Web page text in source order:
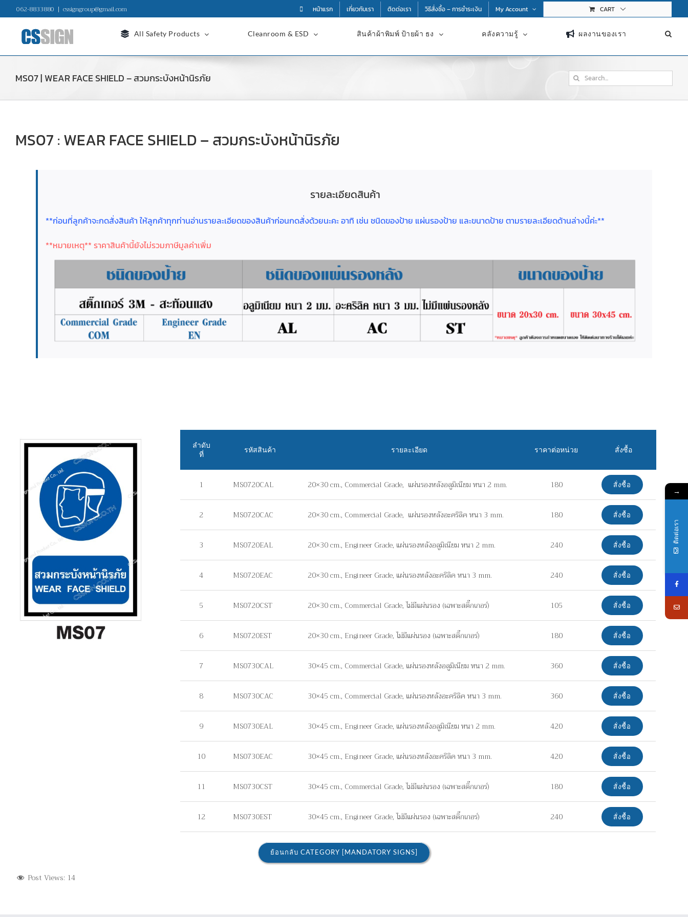
to
content
062-8833880 | cssigngroup@gmail.com หน้าแรก เกี่ยวกับเรา ติดต่อเรา วิธีสั่งซื้อ – การชำระเงิน My Account CART
All Safety Products Cleanroom & ESD สินค้าผ้าพิมพ์ ป้ายผ้า ธง คลังความรู้ ผลงานของเรา
MS07 | WEAR FACE SHIELD – สวมกระบังหน้านิรภัย
Search
for:
MS07 : WEAR FACE SHIELD – สวมกระบังหน้านิรภัย
รายละเอียดสินค้า
**ก่อนที่ลูกค้าจะกดสั่งสินค้า ให้ลูกค้าทุกท่านอ่านรายละเอียดของสินค้าก่อนกดสั่งด้วยนะคะ อาทิ เช่น ชนิดของป้าย แผ่นรองป้าย และขนาดป้าย ตามรายละเอียดด้านล่างนี้ค่ะ**
**หมายเหตุ** ราคาสินค้านี้ยังไม่รวมภาษีมูลค่าเพิ่ม
ลำดับ
ที่
รหัสสินค้า รายละเอียด ราคาต่อหน่วย สั่งซื้อ
1 MS0720CAL 20×30 cm., Commercial Grade, แผ่นรองหลังอลูมิเนียม หนา 2 mm. 180 สั่งซื้อ
2 MS0720CAC 20×30 cm., Commercial Grade, แผ่นรองหลังอะคริลิค หนา 3 mm. 180 สั่งซื้อ
3 MS0720EAL 20×30 cm., Engineer Grade, แผ่นรองหลังอลูมิเนียม หนา 2 mm. 240 สั่งซื้อ
4 MS0720EAC 20×30 cm., Engineer Grade, แผ่นรองหลังอะคริลิค หนา 3 mm. 240 สั่งซื้อ
5 MS0720CST 20×30 cm., Commercial Grade, ไม่มีแผ่นรอง (เฉพาะสติ๊กเกอร์) 105 สั่งซื้อ
6 MS0720EST 20×30 cm., Engineer Grade, ไม่มีแผ่นรอง (เฉพาะสติ๊กเกอร์) 180 สั่งซื้อ
7 MS0730CAL 30×45 cm., Commercial Grade, แผ่นรองหลังอลูมิเนียม หนา 2 mm. 360 สั่งซื้อ
8 MS0730CAC 30×45 cm., Commercial Grade, แผ่นรองหลังอะคริลิค หนา 3 mm. 360 สั่งซื้อ
9 MS0730EAL 30×45 cm., Engineer Grade, แผ่นรองหลังอลูมิเนียม หนา 2 mm. 420 สั่งซื้อ
10 MS0730EAC 30×45 cm., Engineer Grade, แผ่นรองหลังอะคริลิค หนา 3 mm. 420 สั่งซื้อ
11 MS0730CST 30×45 cm., Commercial Grade, ไม่มีแผ่นรอง (เฉพาะสติ๊กเกอร์) 180 สั่งซื้อ
12 MS0730EST 30×45 cm., Engineer Grade, ไม่มีแผ่นรอง (เฉพาะสติ๊กเกอร์) 240 สั่งซื้อ
ย้อนกลับ CATEGORY [MANDATORY SIGNS]
Post Views: 14
→
ติดต่อเรา